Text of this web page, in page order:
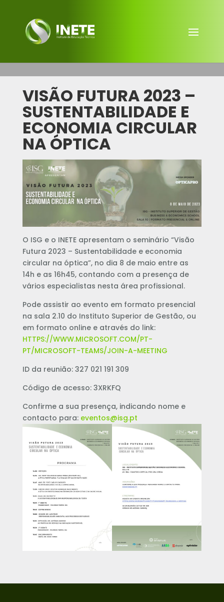
VISÃO FUTURA 2023 –
SUSTENTABILIDADE E
ECONOMIA CIRCULAR
NA ÓPTICA
O ISG e o INETE apresentam o seminário “Visão
Futura 2023 – Sustentabilidade e economia
circular na óptica”, no dia 8 de maio entre as
14h e as 16h45, contando com a presença de
vários especialistas nesta área profissional.
Pode assistir ao evento em formato presencial
na sala 2.10 do Instituto Superior de Gestão, ou
em formato online e através do link:
HTTPS://WWW.MICROSOFT.COM/PT-
PT/MICROSOFT-TEAMS/JOIN-A-MEETING
ID da reunião: 327 021 191 309
Código de acesso: 3XRKFQ
Confirme a sua presença, indicando nome e
contacto para: eventos@isg.pt